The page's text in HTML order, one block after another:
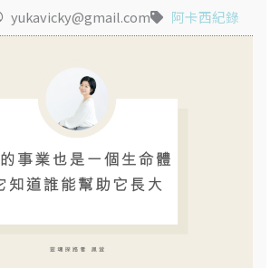
yukavicky@gmail.com 阿卡西紀錄